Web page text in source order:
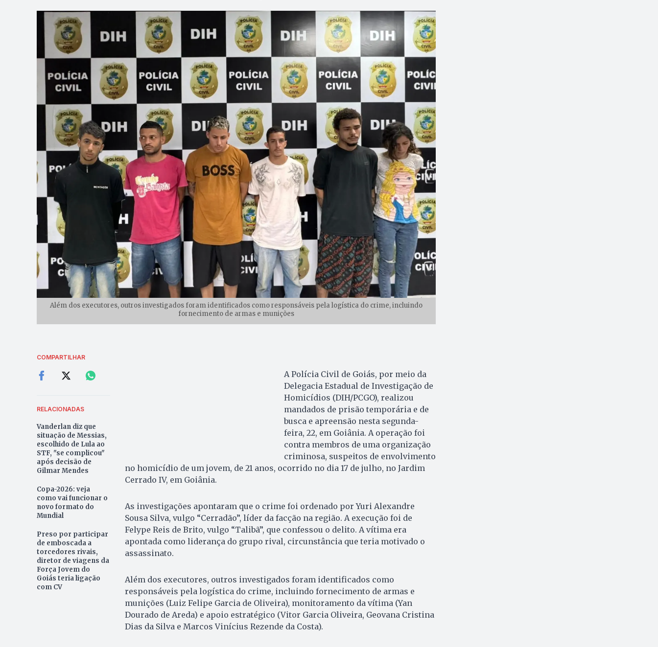
Além dos executores, outros investigados foram identificados como responsáveis pela logística do crime, incluindo
fornecimento de armas e munições
COMPARTILHAR
RELACIONADAS
Vanderlan diz que
situação de Messias,
escolhido de Lula ao
STF, "se complicou"
após decisão de
Gilmar Mendes
Copa-2026: veja
como vai funcionar o
novo formato do
Mundial
Preso por participar
de emboscada a
torcedores rivais,
diretor de viagens da
Força Jovem do
Goiás teria ligação
com CV
A Polícia Civil de Goiás, por meio da
Delegacia Estadual de Investigação de
Homicídios (DIH/PCGO), realizou
mandados de prisão temporária e de
busca e apreensão nesta segunda-
feira, 22, em Goiânia. A operação foi
contra membros de uma organização
criminosa, suspeitos de envolvimento
no homicídio de um jovem, de 21 anos, ocorrido no dia 17 de julho, no Jardim
Cerrado IV, em Goiânia.
As investigações apontaram que o crime foi ordenado por Yuri Alexandre
Sousa Silva, vulgo “Cerradão”, líder da facção na região. A execução foi de
Felype Reis de Brito, vulgo “Talibã”, que confessou o delito. A vítima era
apontada como liderança do grupo rival, circunstância que teria motivado o
assassinato.
Além dos executores, outros investigados foram identificados como
responsáveis pela logística do crime, incluindo fornecimento de armas e
munições (Luiz Felipe Garcia de Oliveira), monitoramento da vítima (Yan
Dourado de Areda) e apoio estratégico (Vitor Garcia Oliveira, Geovana Cristina
Dias da Silva e Marcos Vinícius Rezende da Costa).